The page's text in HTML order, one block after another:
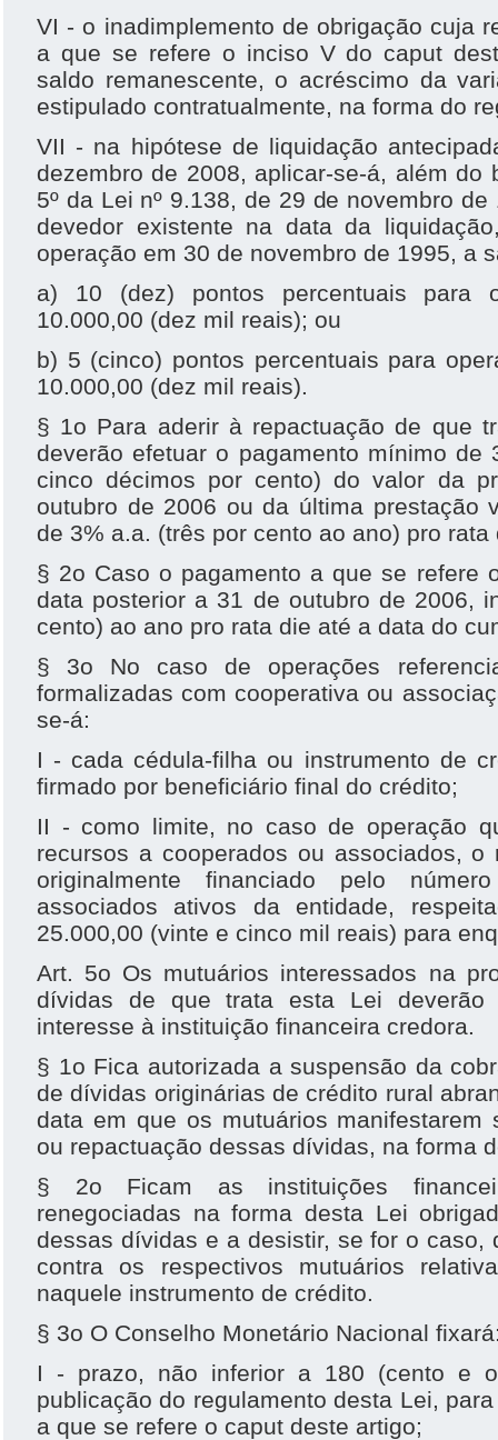
VI - o inadimplemento de obrigação cuja
a que se refere o inciso V do caput
saldo remanescente, o acréscimo da
estipulado contratualmente, na forma do
VII - na hipótese de liquidação
dezembro de 2008, aplicar-se-á, além do
5º da Lei nº 9.138, de 29 de novembro
devedor existente na data da
operação em 30 de novembro de 1995, a
a) 10 (dez) pontos percentuais para
10.000,00 (dez mil reais); ou
b) 5 (cinco) pontos percentuais para
10.000,00 (dez mil reais).
§ 1o Para aderir à repactuação de que
deverão efetuar o pagamento mínimo de
cinco décimos por cento) do valor da
outubro de 2006 ou da última prestação
de 3% a.a. (três por cento ao ano) pro rata
§ 2o Caso o pagamento a que se refere
data posterior a 31 de outubro de 2006,
cento) ao ano pro rata die até a data do
§ 3o No caso de operações
formalizadas com cooperativa ou
se-á:
I - cada cédula-filha ou instrumento de
firmado por beneficiário final do crédito;
II - como limite, no caso de operação
recursos a cooperados ou associados,
originalmente financiado pelo
associados ativos da entidade,
25.000,00 (vinte e cinco mil reais) para
Art. 5o Os mutuários interessados na
dívidas de que trata esta Lei deverão
interesse à instituição financeira credora.
§ 1o Fica autorizada a suspensão da
de dívidas originárias de crédito rural
data em que os mutuários manifestarem
ou repactuação dessas dívidas, na forma
§ 2o Ficam as instituições
renegociadas na forma desta Lei
dessas dívidas e a desistir, se for o caso,
contra os respectivos mutuários
naquele instrumento de crédito.
§ 3o O Conselho Monetário Nacional
I - prazo, não inferior a 180 (cento e
publicação do regulamento desta Lei,
a que se refere o caput deste artigo;